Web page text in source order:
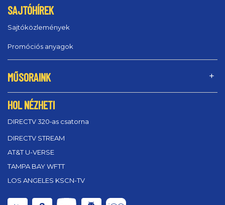
SAJTÓHÍREK
Sajtóközlemények
Promóciós anyagok
MŰSORAINK
HOL NÉZHETI
DIRECTV 320‑as csatorna
DIRECTV STREAM
AT&T U-VERSE
TAMPA BAY WFTT
LOS ANGELES KSCN-TV